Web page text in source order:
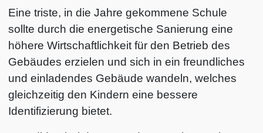
Eine triste, in die Jahre gekommene Schule
sollte durch die energetische Sanierung eine
höhere Wirtschaftlichkeit für den Betrieb des
Gebäudes erzielen und sich in ein freundliches
und einladendes Gebäude wandeln, welches
gleichzeitig den Kindern eine bessere
Identifizierung bietet.